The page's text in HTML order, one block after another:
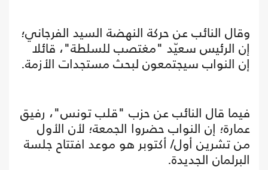
وقال النائب عن حركة النهضة السيد الفرجاني؛
إن الرئيس سعيّد "مغتصب للسلطة"، قائلا
إن النواب سيجتمعون لبحث مستجدات الأزمة.
فيما قال النائب عن حزب "قلب تونس"، رفيق
عمارة؛ إن النواب حضروا الجمعة؛ لأن الأول
من تشرين أول/ أكتوبر هو موعد افتتاح جلسة
البرلمان الجديدة.